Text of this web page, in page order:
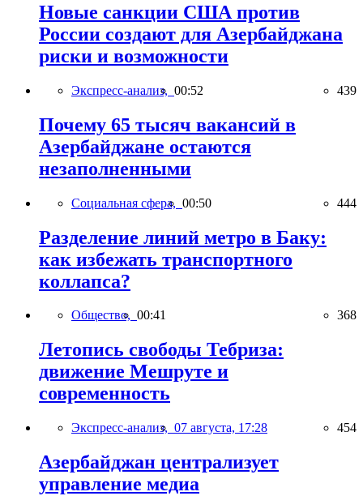
Новые санкции США против
России создают для Азербайджана
риски и возможности
Экспресс-анализ, 00:52 439
Почему 65 тысяч вакансий в
Азербайджане остаются
незаполненными
Социальная сфера, 00:50 444
Разделение линий метро в Баку:
как избежать транспортного
коллапса?
Общество, 00:41 368
Летопись свободы Тебриза:
движение Мешруте и
современность
Экспресс-анализ, 07 августа, 17:28 454
Азербайджан централизует
управление медиа